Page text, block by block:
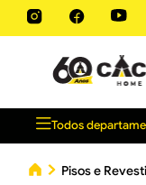
Todos
Pisos e